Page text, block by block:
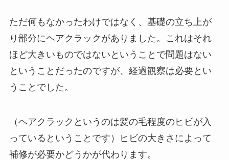
ただ何もなかったわけではなく、基礎の立ち上が
り部分にヘアクラックがありました。これはそれ
ほど大きいものではないということで問題はない
ということだったのですが、経過観察は必要とい
うことでした。
（ヘアクラックというのは髪の毛程度のヒビが入
っているということです）ヒビの大きさによって
補修が必要かどうかが代わります。